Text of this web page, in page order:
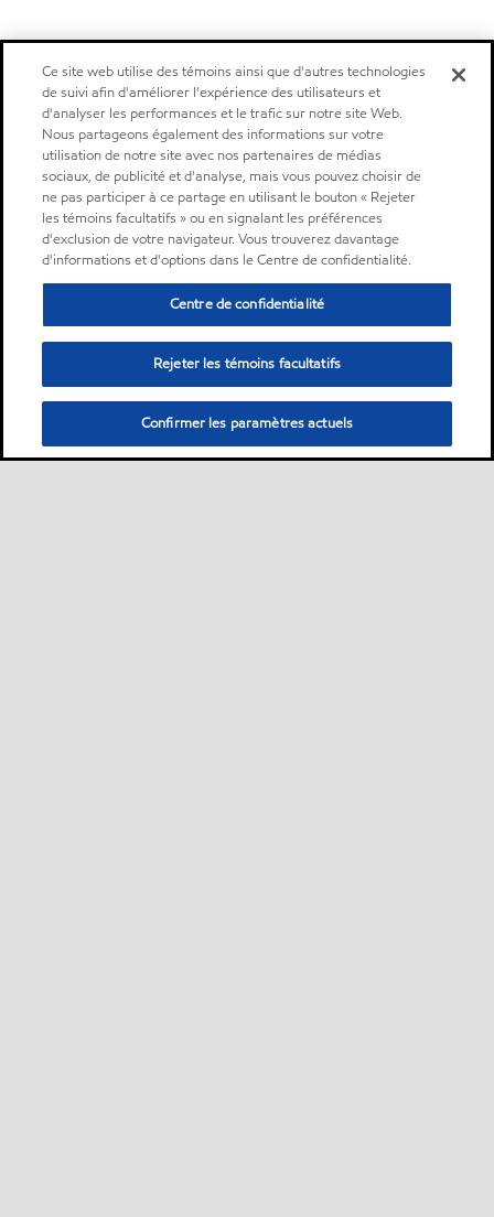
Ce site web utilise des témoins ainsi que d'autres technologies
de suivi afin d'améliorer l'expérience des utilisateurs et
d'analyser les performances et le trafic sur notre site Web.
Nous partageons également des informations sur votre
utilisation de notre site avec nos partenaires de médias
sociaux, de publicité et d'analyse, mais vous pouvez choisir de
ne pas participer à ce partage en utilisant le bouton « Rejeter
les témoins facultatifs » ou en signalant les préférences
d'exclusion de votre navigateur. Vous trouverez davantage
d'informations et d'options dans le Centre de confidentialité.
Centre de confidentialité
Rejeter les témoins facultatifs
Confirmer les paramètres actuels